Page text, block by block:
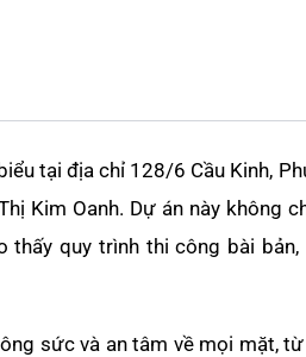
tại địa chỉ 128/6 Cầu Kinh,
Kim Oanh. Dự án này không
thấy quy trình thi công bài bản,
sức và an tâm về mọi mặt,